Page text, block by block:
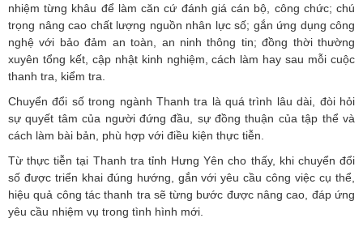
nhiệm từng khâu để làm căn cứ đánh giá cán bộ, công chức; chú
trọng nâng cao chất lượng nguồn nhân lực số; gắn ứng dụng công
nghệ với bảo đảm an toàn, an ninh thông tin; đồng thời thường
xuyên tổng kết, cập nhật kinh nghiệm, cách làm hay sau mỗi cuộc
thanh tra, kiểm tra.
Chuyển đổi số trong ngành Thanh tra là quá trình lâu dài, đòi hỏi
sự quyết tâm của người đứng đầu, sự đồng thuận của tập thể và
cách làm bài bản, phù hợp với điều kiện thực tiễn.
Từ thực tiễn tại Thanh tra tỉnh Hưng Yên cho thấy, khi chuyển đổi
số được triển khai đúng hướng, gắn với yêu cầu công việc cụ thể,
hiệu quả công tác thanh tra sẽ từng bước được nâng cao, đáp ứng
yêu cầu nhiệm vụ trong tình hình mới.